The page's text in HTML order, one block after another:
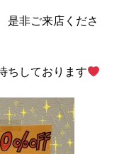
是非ご来店くださ
ちしております